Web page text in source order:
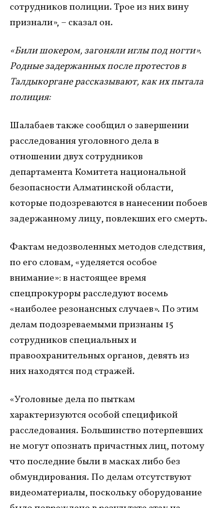
сотрудников полиции. Трое из них вину
признали», – сказал он.
«Били шокером, загоняли иглы под ногти».
Родные задержанных после протестов в
Талдыкоргане рассказывают, как их пытала
полиция:
Шалабаев также сообщил о завершении
расследования уголовного дела в
отношении двух сотрудников
департамента Комитета национальной
безопасности Алматинской области,
которые подозреваются в нанесении побоев
задержанному лицу, повлекших его смерть.
Фактам недозволенных методов следствия,
по его словам, «уделяется особое
внимание»: в настоящее время
спецпрокуроры расследуют восемь
«наиболее резонансных случаев». По этим
делам подозреваемыми признаны 15
сотрудников специальных и
правоохранительных органов, девять из
них находятся под стражей.
«Уголовные дела по пыткам
характеризуются особой спецификой
расследования. Большинство потерпевших
не могут опознать причастных лиц, потому
что последние были в масках либо без
обмундирования. По делам отсутствуют
видеоматериалы, поскольку оборудование